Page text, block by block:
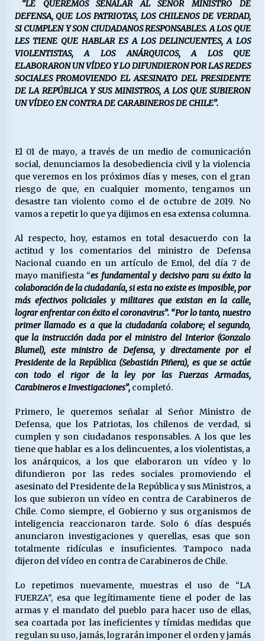
28/05/2026
Releyendo la Rerum Novarum a 135 años. “La
cuestión social hoy”.
Nuestras Almas)
30/04/2026
¿Asesores con doble sueldo?
18/04/2026
Chile y sus segmentos de la riqueza
06/04/2026
“LE QUEREMOS SEÑALAR AL SEÑOR MINISTRO DE
DEFENSA, QUE LOS PATRIOTAS, LOS CHILENOS DE VERDAD,
SI CUMPLEN Y SON CIUDADANOS RESPONSABLES. A LOS QUE
LES TIENE QUE HABLAR ES A LOS DELINCUENTES, A LOS
VIOLENTISTAS, A LOS ANÁRQUICOS, A LOS QUE
ELABORARON UN VÍDEO Y LO DIFUNDIERON POR LAS REDES
SOCIALES PROMOVIENDO EL ASESINATO DEL PRESIDENTE
DE LA REPÚBLICA Y SUS MINISTROS, A LOS QUE SUBIERON
UN VÍDEO EN CONTRA DE CARABINEROS DE CHILE”.
El 01 de mayo, a través de un medio de comunicación
social, denunciamos la desobediencia civil y la violencia
que veremos en los próximos días y meses, con el gran
riesgo de que, en cualquier momento, tengamos un
desastre tan violento como el de octubre de 2019. No
vamos a repetir lo que ya dijimos en esa extensa columna.
Al respecto, hoy, estamos en total desacuerdo con la
actitud y los comentarios del ministro de Defensa
Nacional cuando en un artículo de Emol, del día 7 de
mayo manifiesta “es fundamental y decisivo para su éxito la
colaboración de la ciudadanía, si esta no existe es imposible, por
más efectivos policiales y militares que existan en la calle,
lograr enfrentar con éxito el coronavirus”. “Por lo tanto, nuestro
primer llamado es a que la ciudadanía colabore; el segundo,
que la instrucción dada por el ministro del Interior (Gonzalo
Blumel), este ministro de Defensa, y directamente por el
Presidente de la República (Sebastián Piñera), es que se actúe
con todo el rigor de la ley por las Fuerzas Armadas,
Carabineros e Investigaciones”,completó.
Primero, le queremos señalar al Señor Ministro de
Defensa, que los Patriotas, los chilenos de verdad, si
cumplen y son ciudadanos responsables. A los que les
tiene que hablar es a los delincuentes, a los violentistas, a
los anárquicos, a los que elaboraron un vídeo y lo
difundieron por las redes sociales promoviendo el
asesinato del Presidente de la República y sus Ministros, a
los que subieron un vídeo en contra de Carabineros de
Chile. Como siempre, el Gobierno y sus organismos de
inteligencia reaccionaron tarde. Solo 6 días después
anunciaron investigaciones y querellas, esas que son
totalmente ridículas e insuficientes. Tampoco nada
dijeron del vídeo en contra de Carabineros de Chile.
Lo repetimos nuevamente, muestras el uso de “LA
FUERZA”, esa que legítimamente tiene el poder de las
armas y el mandato del pueblo para hacer uso de ellas,
sea coartada por las ineficientes y tímidas medidas que
regulan su uso, jamás, lograrán imponer el orden y jamás